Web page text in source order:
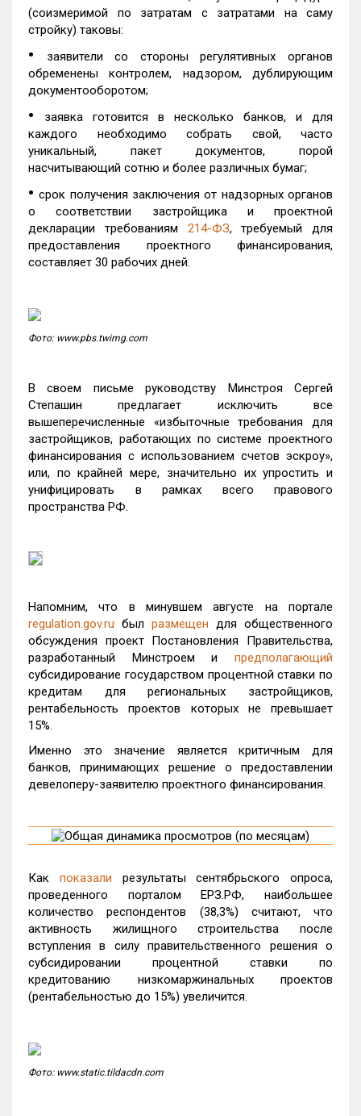
(соизмеримой по затратам с затратами на саму
стройку) таковы:
•
заявители со стороны регулятивных органов
обременены контролем, надзором, дублирующим
документооборотом;
•
заявка готовится в несколько банков, и для
каждого необходимо собрать свой, часто
уникальный, пакет документов, порой
насчитывающий сотню и более различных бумаг;
• срок получения заключения от надзорных органов
о соответствии застройщика и проектной
декларации требованиям 214-ФЗ, требуемый для
предоставления проектного финансирования,
составляет 30 рабочих дней.
Фото: www.pbs.twimg.com
В своем письме руководству Минстроя Сергей
Степашин предлагает исключить все
вышеперечисленные «избыточные требования для
застройщиков, работающих по системе проектного
финансирования с использованием счетов эскроу»,
или, по крайней мере, значительно их упростить и
унифицировать в рамках всего правового
пространства РФ.
Напомним, что в минувшем августе на портале
regulation.gov.ru был размещен для общественного
обсуждения проект Постановления Правительства,
разработанный Минстроем и предполагающий
субсидирование государством процентной ставки по
кредитам для региональных застройщиков,
рентабельность проектов которых не превышает
15%.
Именно это значение является критичным для
банков, принимающих решение о предоставлении
девелоперу-заявителю проектного финансирования.
Как показали результаты сентябрьского опроса,
проведенного порталом ЕРЗ.РФ, наибольшее
количество респондентов (38,3%) считают, что
активность жилищного строительства после
вступления в силу правительственного решения о
субсидировании процентной ставки по
кредитованию низкомаржинальных проектов
(рентабельностью до 15%) увеличится.
Фото: www.static.tildacdn.com